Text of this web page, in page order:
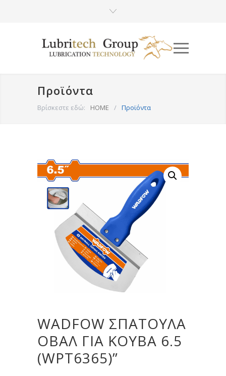
Προϊόντα
Βρίσκεστε εδώ: HOME / Προϊόντα
WADFOW ΣΠΑΤΟΥΛΑ
ΟΒΑΛ ΓΙΑ ΚΟΥΒΑ 6.5
(WPT6365)”